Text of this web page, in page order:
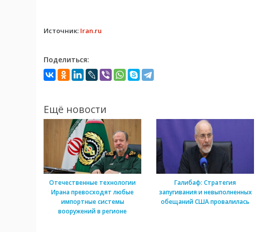
Источник: Iran.ru
Поделиться:
Ещё новости
Отечественные технологии
Ирана превосходят любые
импортные системы
вооружений в регионе
Галибаф: Стратегия
запугивания и невыполненных
обещаний США провалилась